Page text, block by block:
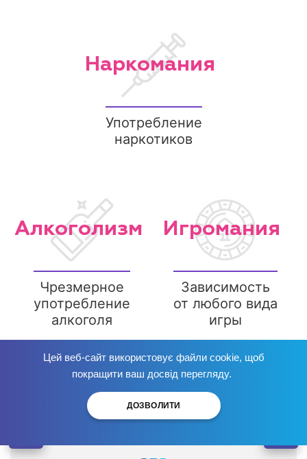
Цей веб-сайт використовує файли cookie, щоб
покращити ваш досвід перегляду.
ДОЗВОЛИТИ
Избавься от зависимостисейчас
Наркомания
Употребление
наркотиков
Алкоголизм
Чрезмерное
употребление
алкоголя
Игромания
Зависимость
от любого вида
игры